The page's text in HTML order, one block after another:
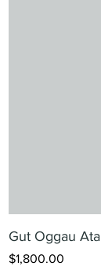
Gut Oggau
價格
$1,800.00